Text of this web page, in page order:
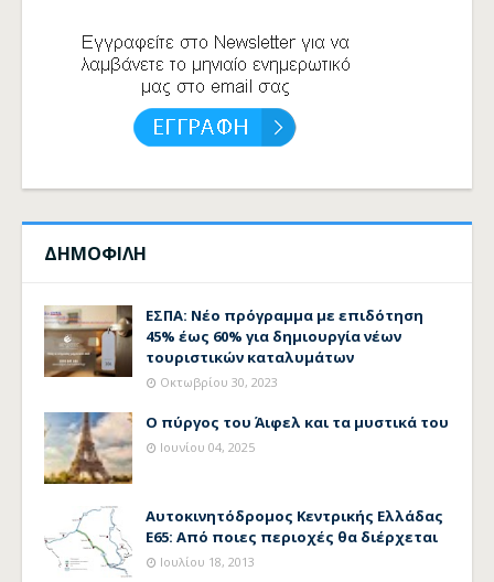
ΔΗΜΟΦΙΛΗ
ΕΣΠΑ: Νέο πρόγραμμα με επιδότηση
45% έως 60% για δημιουργία νέων
τουριστικών καταλυμάτων
Οκτωβρίου 30, 2023
Ο πύργος του Άιφελ και τα μυστικά του
Ιουνίου 04, 2025
Αυτοκινητόδρομος Κεντρικής Ελλάδας
Ε65: Από ποιες περιοχές θα διέρχεται
Ιουλίου 18, 2013